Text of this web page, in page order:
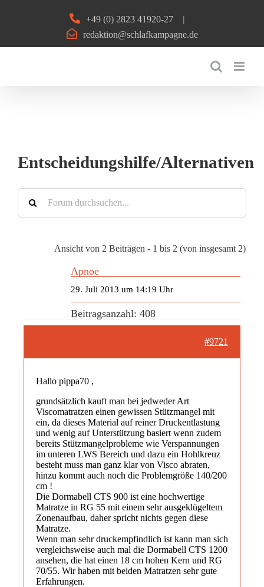
+49 (0) 2823 41920-27
|
redaktion@schlafkampagne.de
Entscheidungshilfe/Alternativen
Ansicht von 2 Beiträgen - 1 bis 2 (von insgesamt 2)
Apnoe
29. Juli 2013 um 14:19 Uhr
Beitragsanzahl: 408
#9721
Hallo pippa70 ,
grundsätzlich kauft man bei jedweder Art
Viscomatratzen einen gewissen Stützmangel mit
ein, da dieses Material auf reiner Druckentlastung
und wenig auf Unterstützung basiert wenn zudem
bereits Stützmangelprobleme wie Verspannungen
im unteren LWS Bereich und dazu ein Hohlkreuz
besteht muss man ganz klar von Visco abraten,
hinzu kommt auch noch die Problemgröße 140/200
cm !
Die Dormabell CTS 900 ist eine hochwertige
Matratze in RG 55 mit einem sehr ausgeklügeltem
Zonenaufbau, daher spricht nichts gegen diese
Matratze.
Wenn man sehr druckempfindlich ist kann man sich
vergleichsweise auch mal die Dormabell CTS 1200
ansehen, die hat einen 18 cm hohen Kern und RG
70/55. Wir haben mit beiden Matratzen sehr gute
Erfahrungen.